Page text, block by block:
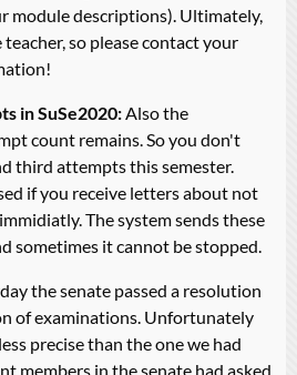
module descriptions). Ultimately,
so please contact your
in SuSe2020:Also the
count remains. So you don't
third attempts this semester.
if you receive letters about not
The system sends these
sometimes it cannot be stopped.
the senate passed a resolution
of examinations. Unfortunately
precise than the one we had
members in the senate had asked